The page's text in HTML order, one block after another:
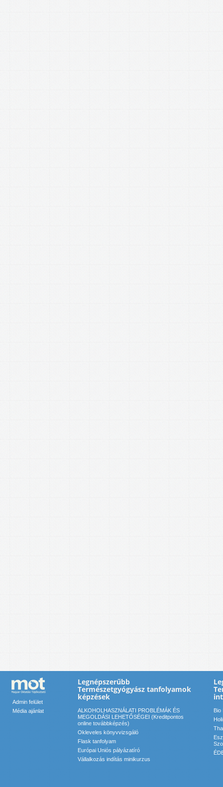
Admin felület
Média ajánlat
Legnépszerűbb
Természetgyógyász tanfolyamok
képzések
ALKOHOLHASZNÁLATI PROBLÉMÁK ÉS
MEGOLDÁSI LEHETŐSÉGEI (Kreditpontos
online továbbképzés)
Okleveles könyvvizsgáló
Flask tanfolyam
Európai Uniós pályázatíró
Vállalkozás indítás minikurzus
Bio